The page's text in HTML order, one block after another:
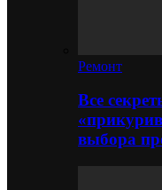
Ремонт
Все
выбора